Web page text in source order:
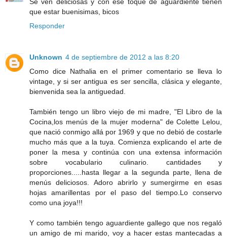
Se ven deliciosas y con ese toque de aguardiente tienen
que estar buenisimas, bicos
Responder
Unknown 4 de septiembre de 2012 a las 8:20
Como dice Nathalia en el primer comentario se lleva lo
vintage, y si ser antigua es ser sencilla, clásica y elegante,
bienvenida sea la antiguedad.
También tengo un libro viejo de mi madre, "El Libro de la
Cocina,los menús de la mujer moderna" de Colette Lelou,
que nació conmigo allá por 1969 y que no debió de costarle
mucho más que a la tuya. Comienza explicando el arte de
poner la mesa y continúa con una extensa información
sobre vocabulario culinario. cantidades y
proporciones.....hasta llegar a la segunda parte, llena de
menús deliciosos. Adoro abrirlo y sumergirme en esas
hojas amarillentas por el paso del tiempo.Lo conservo
como una joya!!!
Y como también tengo aguardiente gallego que nos regaló
un amigo de mi marido, voy a hacer estas mantecadas a